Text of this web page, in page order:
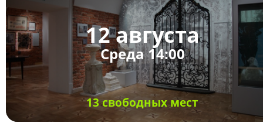
12 августа
Среда 14:00
13 свободных мест